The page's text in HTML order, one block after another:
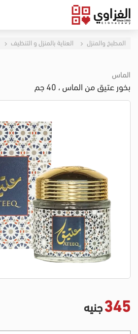
المطبخ والمنزل العناية بالمنزل و التنظيف
الماس
بخور عتيق من الماس ، 40 جم
345جنيه